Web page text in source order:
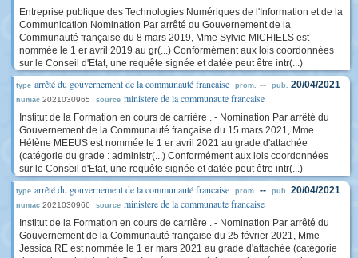
Entreprise publique des Technologies Numériques de l'Information et de la
Communication Nomination Par arrêté du Gouvernement de la
Communauté française du 8 mars 2019, Mme Sylvie MICHIELS est
nommée le 1 er avril 2019 au gr(...) Conformément aux lois coordonnées
sur le Conseil d'Etat, une requête signée et datée peut être intr(...)
type arrêté du gouvernement de la communauté francaise prom. -- pub. 20/04/2021
numac 2021030965 source ministere de la communaute francaise
Institut de la Formation en cours de carrière . - Nomination Par arrêté du
Gouvernement de la Communauté française du 15 mars 2021, Mme
Hélène MEEUS est nommée le 1 er avril 2021 au grade d'attachée
(catégorie du grade : administr(...) Conformément aux lois coordonnées
sur le Conseil d'Etat, une requête signée et datée peut être intr(...)
type arrêté du gouvernement de la communauté francaise prom. -- pub. 20/04/2021
numac 2021030966 source ministere de la communaute francaise
Institut de la Formation en cours de carrière . - Nomination Par arrêté du
Gouvernement de la Communauté française du 25 février 2021, Mme
Jessica RE est nommée le 1 er mars 2021 au grade d'attachée (catégorie